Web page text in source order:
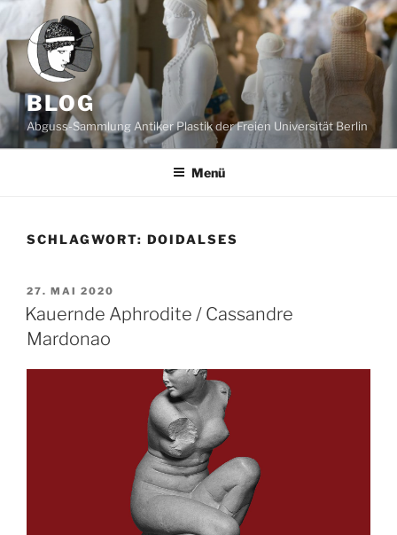
Zum
Inhalt
springen
BLOG
Abguss-Sammlung Antiker Plastik der Freien Universität Berlin
Menü
SCHLAGWORT: DOIDALSES
VERÖFFENTLICHT
AM
27. MAI 2020
Kauernde Aphrodite / Cassandre
Mardonao